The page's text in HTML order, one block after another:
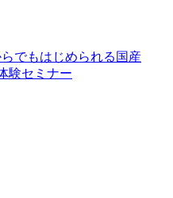
でもはじめられる国産
験セミナー​